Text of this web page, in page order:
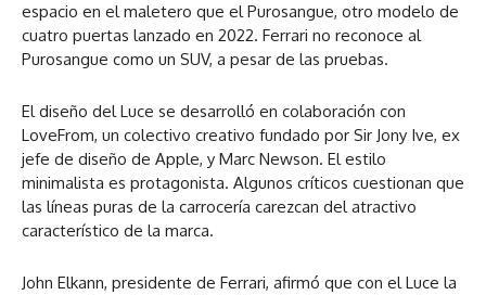
espacio en el maletero que el Purosangue, otro modelo de
cuatro puertas lanzado en 2022. Ferrari no reconoce al
Purosangue como un SUV, a pesar de las pruebas.
El diseño del Luce se desarrolló en colaboración con
LoveFrom, un colectivo creativo fundado por Sir Jony Ive, ex
jefe de diseño de Apple, y Marc Newson. El estilo
minimalista es protagonista. Algunos críticos cuestionan que
las líneas puras de la carrocería carezcan del atractivo
característico de la marca.
John Elkann, presidente de Ferrari, afirmó que con el Luce la